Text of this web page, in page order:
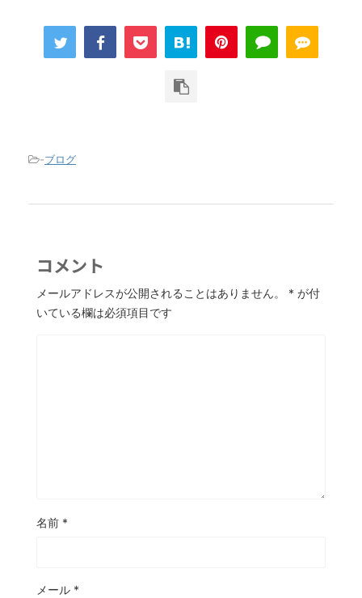
-ブログ
コメント
メールアドレスが公開されることはありません。 * が付
いている欄は必須項目です
名前 *
メール *